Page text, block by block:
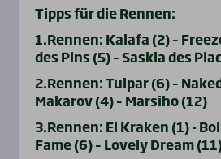
Tipps für die Rennen:
1.Rennen: Kalafa (2) –
des Pins (5) – Saskia des
2.Rennen: Tulpar (6) –
Makarov (4) – Marsiho (12)
3.Rennen: El Kraken (1) -
Fame (6) – Lovely Dream